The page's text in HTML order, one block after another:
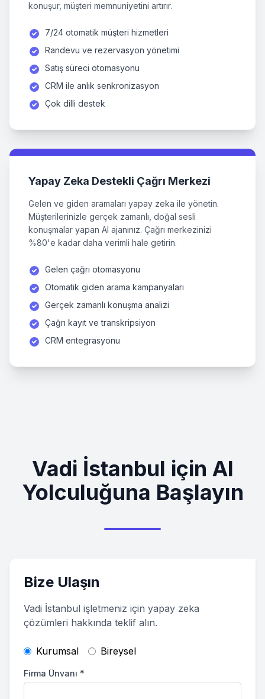
konuşur, müşteri memnuniyetini artırır.
7/24 otomatik müşteri hizmetleri
Randevu ve rezervasyon yönetimi
Satış süreci otomasyonu
CRM ile anlık senkronizasyon
Çok dilli destek
Yapay Zeka Destekli Çağrı Merkezi
Gelen ve giden aramaları yapay zeka ile yönetin.
Müşterilerinizle gerçek zamanlı, doğal sesli
konuşmalar yapan AI ajanınız. Çağrı merkezinizi
%80'e kadar daha verimli hale getirin.
Gelen çağrı otomasyonu
Otomatik giden arama kampanyaları
Gerçek zamanlı konuşma analizi
Çağrı kayıt ve transkripsiyon
CRM entegrasyonu
Vadi İstanbul için AI
Yolculuğuna Başlayın
Bize Ulaşın
Vadi İstanbul işletmeniz için yapay zeka
çözümleri hakkında teklif alın.
Kurumsal Bireysel
Firma Ünvanı *